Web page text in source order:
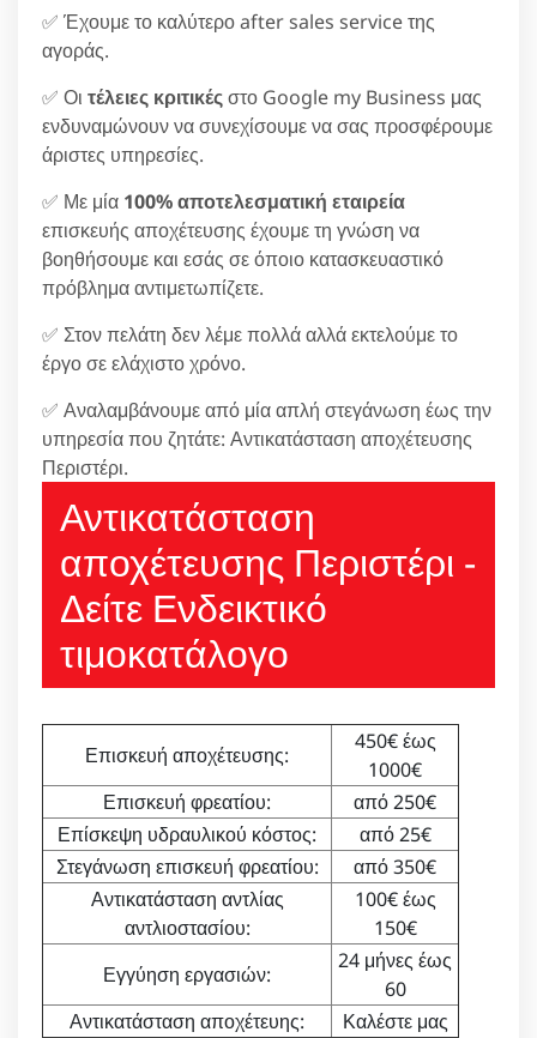
✅ Έχουμε το καλύτερο after sales service της
αγοράς.
✅ Οι τέλειες κριτικέςστο Google my Business μας
ενδυναμώνουν να συνεχίσουμε να σας προσφέρουμε
άριστες υπηρεσίες.
✅ Με μία 100% αποτελεσματική εταιρεία
επισκευής αποχέτευσης έχουμε τη γνώση να
βοηθήσουμε και εσάς σε όποιο κατασκευαστικό
πρόβλημα αντιμετωπίζετε.
✅ Στον πελάτη δεν λέμε πολλά αλλά εκτελούμε το
έργο σε ελάχιστο χρόνο.
✅ Αναλαμβάνουμε από μία απλή στεγάνωση έως την
υπηρεσία που ζητάτε: Αντικατάσταση αποχέτευσης
Περιστέρι.
Αντικατάσταση
αποχέτευσης Περιστέρι -
Δείτε Ενδεικτικό
τιμοκατάλογο
Επισκευή αποχέτευσης:
450€ έως
1000€
Επισκευή φρεατίου:
από 250€
Επίσκεψη υδραυλικού κόστος:
από 25€
Στεγάνωση επισκευή φρεατίου:
από 350€
Αντικατάσταση αντλίας
αντλιοστασίου:
100€ έως
150€
Εγγύηση εργασιών:
24 μήνες έως
60
Αντικατάσταση αποχέτευης:
Καλέστε μας